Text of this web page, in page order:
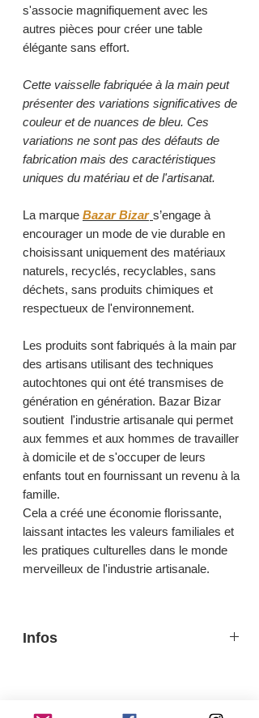
s'associe magnifiquement avec les
autres pièces pour créer une table
élégante sans effort.
Cette vaisselle fabriquée à la main peut
présenter des variations significatives de
couleur et de nuances de bleu. Ces
variations ne sont pas des défauts de
fabrication mais des caractéristiques
uniques du matériau et de l'artisanat.
La marque Bazar Bizar s’engage à
encourager un mode de vie durable en
choisissant uniquement des matériaux
naturels, recyclés, recyclables, sans
déchets, sans produits chimiques et
respectueux de l'environnement.
Les produits sont fabriqués à la main par
des artisans utilisant des techniques
autochtones qui ont été transmises de
génération en génération. Bazar Bizar
soutient l'industrie artisanale qui permet
aux femmes et aux hommes de travailler
à domicile et de s'occuper de leurs
enfants tout en fournissant un revenu à la
famille.
Cela a créé une économie florissante,
laissant intactes les valeurs familiales et
les pratiques culturelles dans le monde
merveilleux de l'industrie artisanale.
Infos